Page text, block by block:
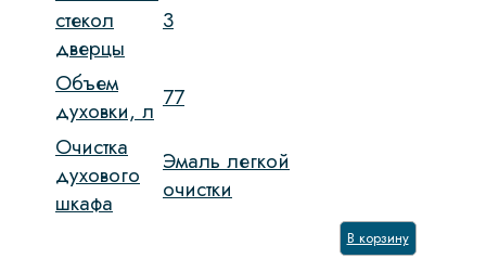
стекол
дверцы
3
Объем
духовки, л 77
Очистка
духового
шкафа
Эмаль легкой
очистки
В корзину